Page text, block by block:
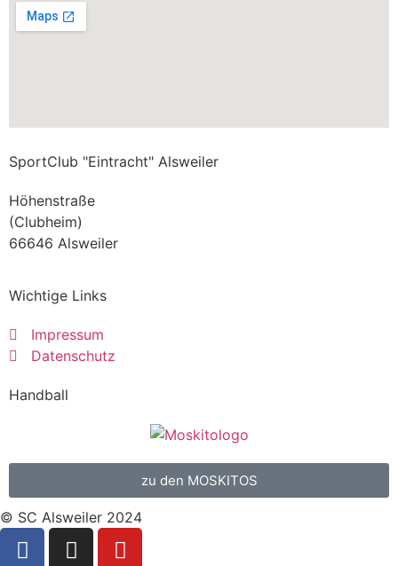
SportClub "Eintracht" Alsweiler
Höhenstraße
(Clubheim)
66646 Alsweiler
Wichtige Links
Impressum
Datenschutz
Handball
zu den MOSKITOS
© SC Alsweiler 2024